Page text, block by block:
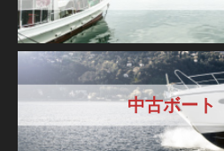
中古ボー